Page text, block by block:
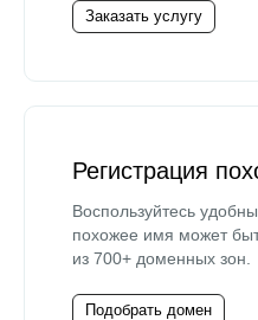
Заказать услугу
Регистрация
Воспользуйтесь
похожее имя может
из 700+ доменных зон.
Подобрать домен